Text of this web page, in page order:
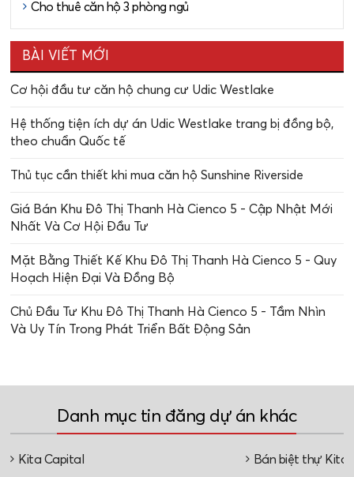
Cho thuê căn hộ 3 phòng ngủ
BÀI VIẾT MỚI
Cơ hội đầu tư căn hộ chung cư Udic Westlake
Hệ thống tiện ích dự án Udic Westlake trang bị đồng bộ,
theo chuẩn Quốc tế
Thủ tục cần thiết khi mua căn hộ Sunshine Riverside
Giá Bán Khu Đô Thị Thanh Hà Cienco 5 - Cập Nhật Mới
Nhất Và Cơ Hội Đầu Tư
Mặt Bằng Thiết Kế Khu Đô Thị Thanh Hà Cienco 5 - Quy
Hoạch Hiện Đại Và Đồng Bộ
Chủ Đầu Tư Khu Đô Thị Thanh Hà Cienco 5 - Tầm Nhìn
Và Uy Tín Trong Phát Triển Bất Động Sản
Danh mục tin đăng dự án khác
Kita Capital Bán biệt thự Kita